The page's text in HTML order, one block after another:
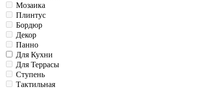
Мозаика
Плинтус
Бордюр
Декор
Панно
Для Кухни
Для Террасы
Ступень
Тактильная